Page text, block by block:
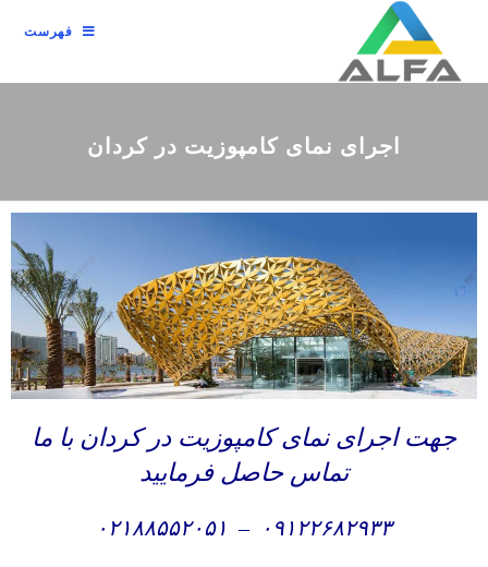
فهرست
اجرای نمای کامپوزیت در کردان
جهت اجرای نمای کامپوزیت در کردان با ما
تماس حاصل فرمایید
۰۹۱۲۲۶۸۲۹۳۳ – ۰۲۱۸۸۵۵۲۰۵۱